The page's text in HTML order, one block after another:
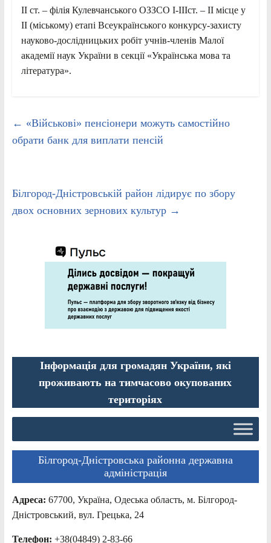
ІІ ст. – філія Кулевчанського ОЗЗСО І-ІІІст. – ІІ місце у
ІІ (міському) етапі Всеукраїнського конкурсу-захисту
науково-дослідницьких робіт учнів-членів Малої
академії наук України в секції «Українська мова та
література».
← «Військові» пенсіонери можуть самостійно
обрати банк для виплати пенсій
Білгород-Дністровській район лідирує по збору
двох основних зернових культур →
Інформація для громадян України, які
проживають на тимчасово окупованих
територіях
Білгород-Дністровська районна державна
адміністрація
Адреса: 67700, Україна, Одеська область, м. Білгород-
Дністровський, вул. Грецька, 24
Телефон: +38(04849) 2-83-66